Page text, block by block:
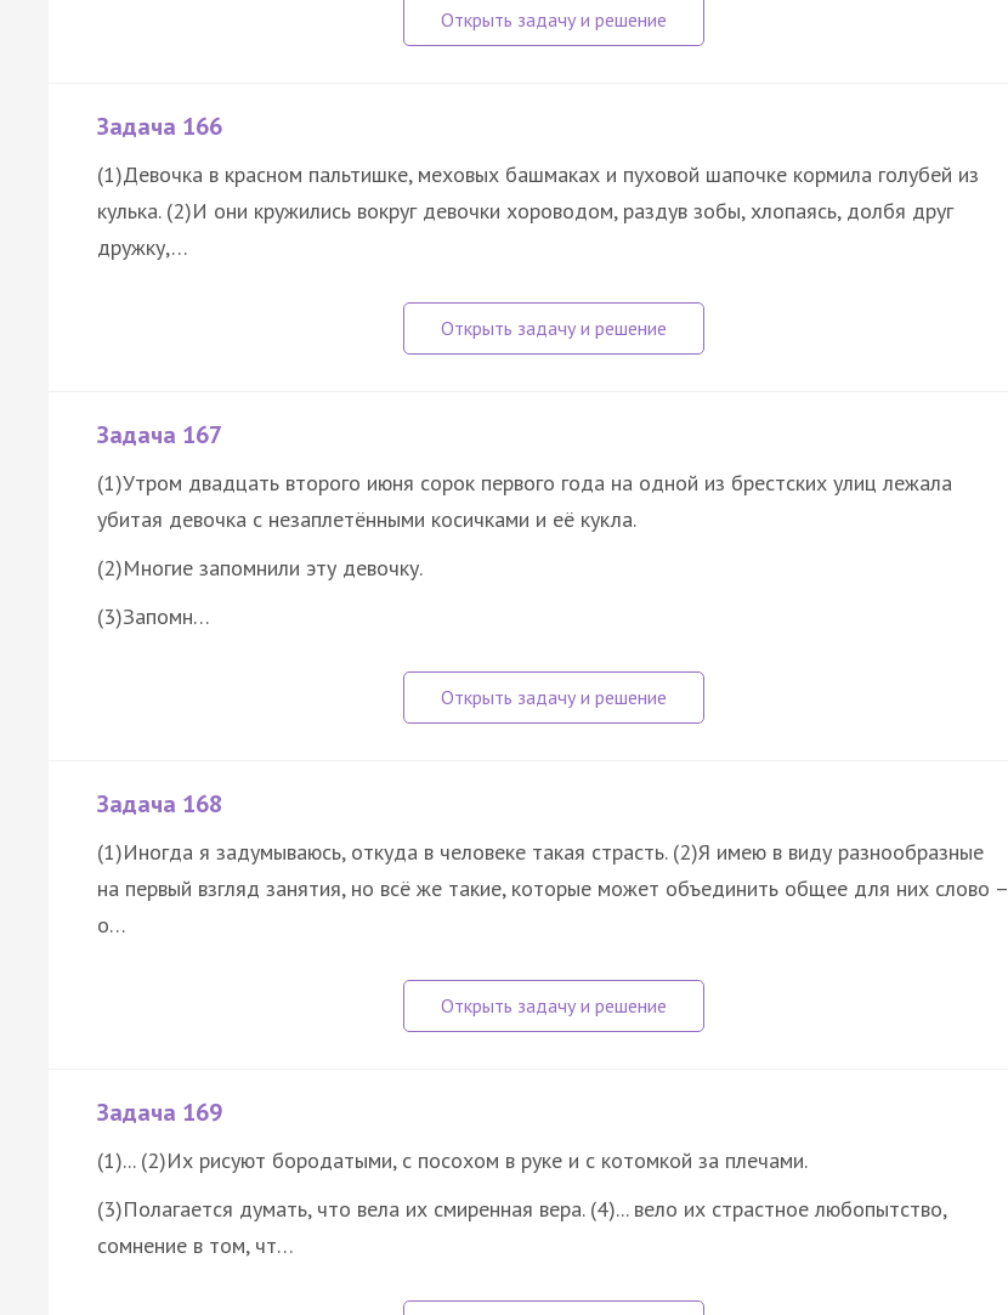
Задача 166
(1)Девочка в красном пальтишке, меховых башмаках и пуховой шапочке кормила голубей из
кулька. (2)И они кружились вокруг девочки хороводом, раздув зобы, хлопаясь, долбя друг
дружку,…
Задача 167
(1)Утром двадцать второго июня сорок первого года на одной из брестских улиц лежала
убитая девочка с незаплетёнными косичками и её кукла.
(2)Многие запомнили эту девочку.
(3)Запомн…
Задача 168
(1)Иногда я задумываюсь, откуда в человеке такая страсть. (2)Я имею в виду разнообразные
на первый взгляд занятия, но всё же такие, которые может объединить общее для них слово –
о…
Задача 169
(1)... (2)Их рисуют бородатыми, с посохом в руке и с котомкой за плечами.
(3)Полагается думать, что вела их смиренная вера. (4)... вело их страстное любопытство,
сомнение в том, чт…